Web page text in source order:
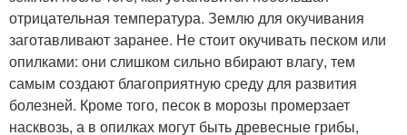
отрицательная температура. Землю для окучивания
заготавливают заранее. Не стоит окучивать песком или
опилками: они слишком сильно вбирают влагу, тем
самым создают благоприятную среду для развития
болезней. Кроме того, песок в морозы промерзает
насквозь, а в опилках могут быть древесные грибы,